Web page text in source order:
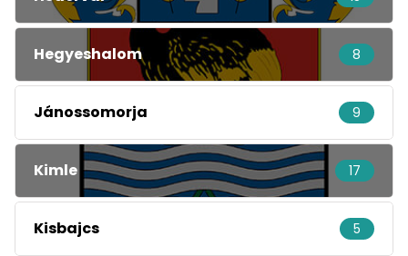
Hegyeshalom 8
Jánossomorja 9
Kimle 17
Kisbajcs 5